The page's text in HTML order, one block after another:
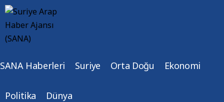
SANA Haberleri Suriye Orta Doğu Ekonomi
Politika Dünya